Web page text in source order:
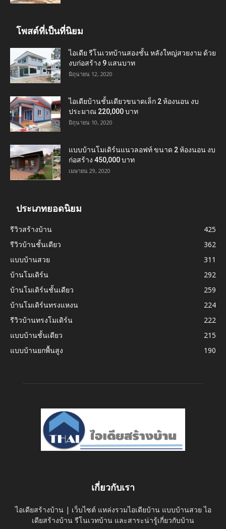
โพสต์ที่เป็นที่นิยม
ไอเดีย รีโนเวทบ้านสองชั้น หลังใหญ่สวยงาม ด้วย
งบก่อสร้าง 9 แสนบาท
มิถุนายน 12, 2020
ไอเดียบ้านชั้นเดียวขนาดเล็ก 2 ห้องนอน งบ
ประมาณ 220,000 บาท
มิถุนายน 10, 2020
แบบบ้านโมเดิร์นแนวลอฟท์ ขนาด 2 ห้องนอน งบ
ก่อสร้าง 450,000 บาท
เมษายน 29, 2020
ประเภทยอดนิยม
รีวิวสร้างบ้าน
425
รีวิวบ้านชั้นเดียว
362
แบบบ้านสวย
311
บ้านโมเดิร์น
292
บ้านโมเดิร์นชั้นเดียว
259
บ้านโมเดิร์นทรงแหงน
224
รีวิวบ้านทรงโมเดิร์น
222
แบบบ้านชั้นเดียว
215
แบบบ้านยกพื้นสูง
190
เกี่ยวกับเรา
ไอเดียสร้างบ้าน | เว็บไซต์ แหล่งรวมไอเดียบ้าน แบบบ้านสวย ไอ
เดียสร้างบ้าน รีโนเวทบ้าน และสาระน่ารู้เกี่ยวกับบ้าน